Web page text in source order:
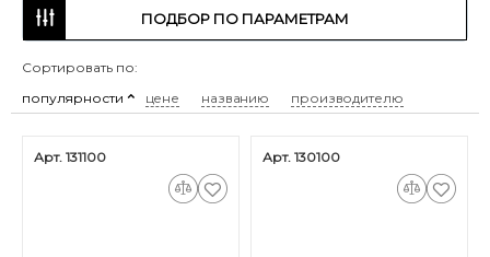
ПОДБОР ПО ПАРАМЕТРАМ
Сортировать по:
популярности
цене названию производителю
Арт. 131100 Арт. 130100